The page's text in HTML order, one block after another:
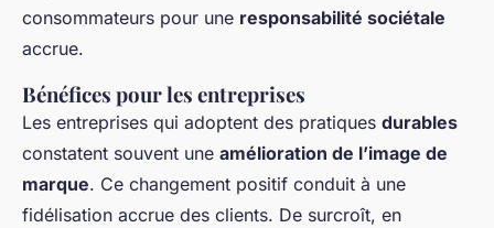
consommateurs pour une responsabilité sociétale
accrue.
Bénéfices pour les entreprises
Les entreprises qui adoptent des pratiques durables
constatent souvent une amélioration de l’image de
marque. Ce changement positif conduit à une
fidélisation accrue des clients. De surcroît, en